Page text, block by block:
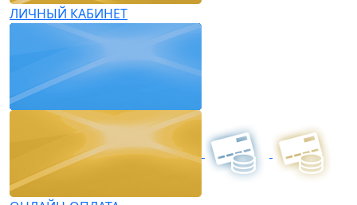
ЛИЧНЫЙ КАБИНЕТ